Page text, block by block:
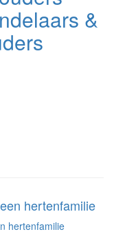
&
hertenfamilie